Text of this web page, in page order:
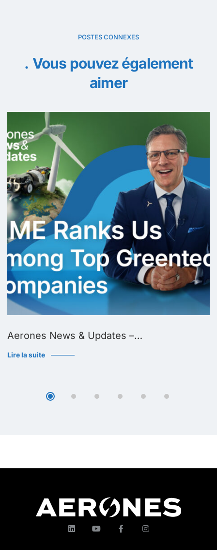
POSTES CONNEXES
Vous pouvez également
aimer
Aerones News & Updates –…
Lire la suite